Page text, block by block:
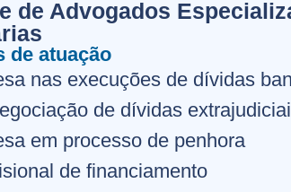
de Advogados
de atuação
nas execuções de dívidas
de dívidas
em processo de penhora
de financiamento